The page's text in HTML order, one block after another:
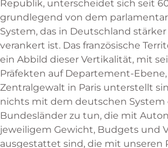
Republik, unterscheidet sich seit
grundlegend von dem
System, das in Deutschland
verankert ist. Das französische
ein Abbild dieser Vertikalität, mit
Präfekten auf Departement-
Zentralgewalt in Paris unterstellt
nichts mit dem deutschen System
Bundesländer zu tun, die mit
jeweiligem Gewicht, Budgets und
ausgestattet sind, die mit unseren